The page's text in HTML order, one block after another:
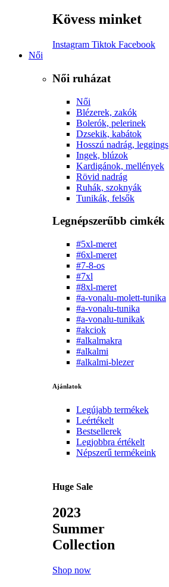
Kövess minket
Instagram Tiktok Facebook
Női
Női ruházat
Női
Blézerek, zakók
Bolerók, pelerinek
Dzsekik, kabátok
Hosszú nadrág, leggings
Ingek, blúzok
Kardigánok, mellények
Rövid nadrág
Ruhák, szoknyák
Tunikák, felsők
Legnépszerűbb cimkék
#5xl-meret
#6xl-meret
#7-8-os
#7xl
#8xl-meret
#a-vonalu-molett-tunika
#a-vonalu-tunika
#a-vonalu-tunikak
#akciok
#alkalmakra
#alkalmi
#alkalmi-blezer
Ajánlatok
Legújabb termékek
Leértékelt
Bestsellerek
Legjobbra értékelt
Népszerű termékeink
Huge Sale
2023
Summer
Collection
Shop now